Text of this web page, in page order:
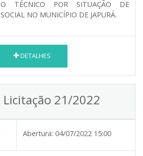
TÉCNICO POR SITUAÇÃO DE
NO MUNICÍPIO DE JAPURÁ.
DETALHES
Licitação 21/2022
Abertura: 04/07/2022 15:00